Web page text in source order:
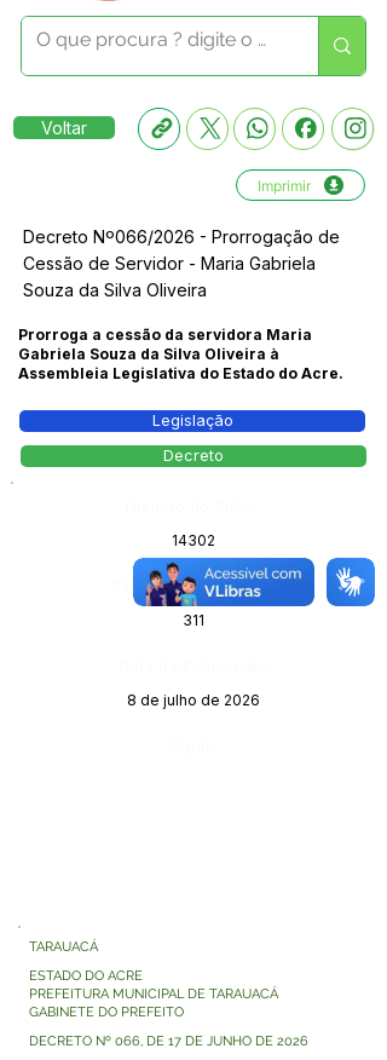
Voltar
Imprimir
Decreto Nº066/2026 - Prorrogação de
Cessão de Servidor - Maria Gabriela
Souza da Silva Oliveira
Prorroga a cessão da servidora Maria
Gabriela Souza da Silva Oliveira à
Assembleia Legislativa do Estado do Acre.
Legislação
Decreto
14302
Página da Publicação:
311
8 de julho de 2026
TARAUACÁ
ESTADO DO ACRE
PREFEITURA MUNICIPAL DE TARAUACÁ
GABINETE DO PREFEITO
DECRETO Nº 066, DE 17 DE JUNHO DE 2026